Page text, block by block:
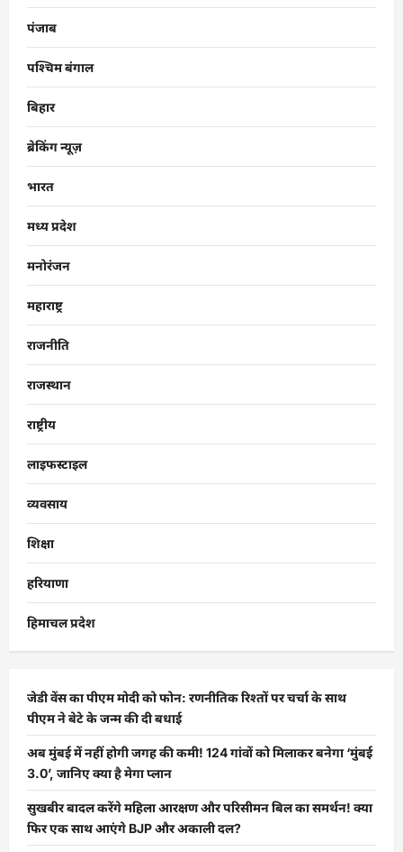
पंजाब
पश्चिम बंगाल
बिहार
ब्रेकिंग न्यूज़
भारत
मध्य प्रदेश
मनोरंजन
महाराष्ट्र
राजनीति
राजस्थान
राष्ट्रीय
लाइफस्टाइल
व्यवसाय
शिक्षा
हरियाणा
हिमाचल प्रदेश
जेडी वेंस का पीएम मोदी को फोन: रणनीतिक रिश्तों पर चर्चा के साथ
पीएम ने बेटे के जन्म की दी बधाई
अब मुंबई में नहीं होगी जगह की कमी! 124 गांवों को मिलाकर बनेगा ‘मुंबई
3.0’, जानिए क्या है मेगा प्लान
सुखबीर बादल करेंगे महिला आरक्षण और परिसीमन बिल का समर्थन! क्या
फिर एक साथ आएंगे BJP और अकाली दल?